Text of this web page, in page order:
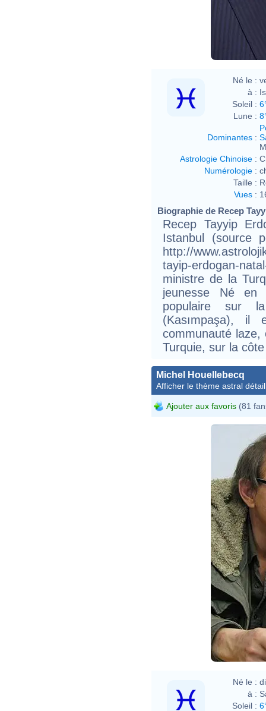
Né le :
à :
Soleil :
Lune :
Dominantes :
Astrologie Chinoise :
Numérologie :
Taille :
Vues :
Biographie de Recep
Recep Tayyip
Istanbul (source
http://
tayip-erdogan-
ministre de la
jeunesse Né en
populaire sur la
(Kasımpaşa),
communauté laze,
Turquie, sur la
Michel Houellebecq
Afficher le thème astral
Ajouter aux favoris (81
Né le :
à :
Soleil :